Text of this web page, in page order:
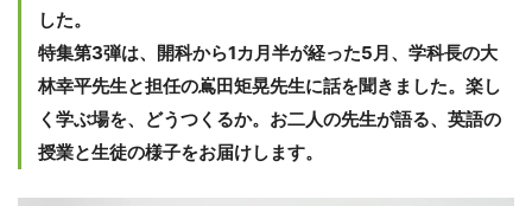
した。
特集第3弾は、開科から1カ月半が経った5月、学科長の大
林幸平先生と担任の嶌田矩晃先生に話を聞きました。楽し
く学ぶ場を、どうつくるか。お二人の先生が語る、英語の
授業と生徒の様子をお届けします。